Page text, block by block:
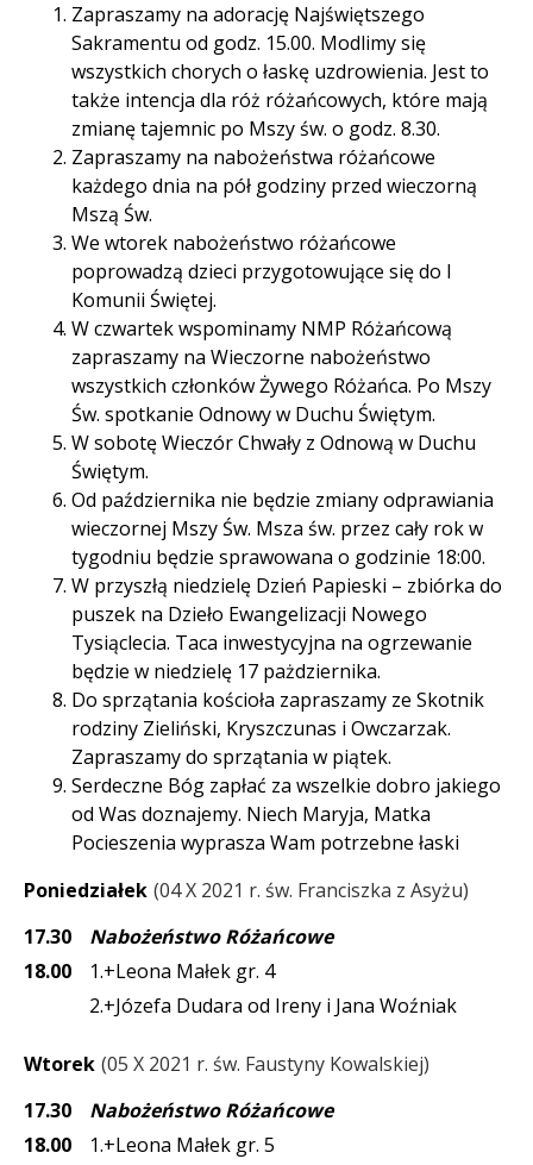
Zapraszamy na adorację Najświętszego
Sakramentu od godz. 15.00. Modlimy się
wszystkich chorych o łaskę uzdrowienia. Jest to
także intencja dla róż różańcowych, które mają
zmianę tajemnic po Mszy św. o godz. 8.30.
Zapraszamy na nabożeństwa różańcowe
każdego dnia na pół godziny przed wieczorną
Mszą Św.
We wtorek nabożeństwo różańcowe
poprowadzą dzieci przygotowujące się do I
Komunii Świętej.
W czwartek wspominamy NMP Różańcową
zapraszamy na Wieczorne nabożeństwo
wszystkich członków Żywego Różańca. Po Mszy
Św. spotkanie Odnowy w Duchu Świętym.
W sobotę Wieczór Chwały z Odnową w Duchu
Świętym.
Od października nie będzie zmiany odprawiania
wieczornej Mszy Św. Msza św. przez cały rok w
tygodniu będzie sprawowana o godzinie 18:00.
W przyszłą niedzielę Dzień Papieski – zbiórka do
puszek na Dzieło Ewangelizacji Nowego
Tysiąclecia. Taca inwestycyjna na ogrzewanie
będzie w niedzielę 17 pażdziernika.
Do sprzątania kościoła zapraszamy ze Skotnik
rodziny Zieliński, Kryszczunas i Owczarzak.
Zapraszamy do sprzątania w piątek.
Serdeczne Bóg zapłać za wszelkie dobro jakiego
od Was doznajemy. Niech Maryja, Matka
Pocieszenia wyprasza Wam potrzebne łaski
Poniedziałek 04 X 2021 r. św. Franciszka z Asyżu
17.30
Nabożeństwo Różańcowe
18.00
1.+Leona Małek gr. 4
2.+Józefa Dudara od Ireny i Jana Woźniak
Wtorek 05 X 2021 r. św. Faustyny Kowalskiej
17.30
Nabożeństwo Różańcowe
18.00
1.+Leona Małek gr. 5